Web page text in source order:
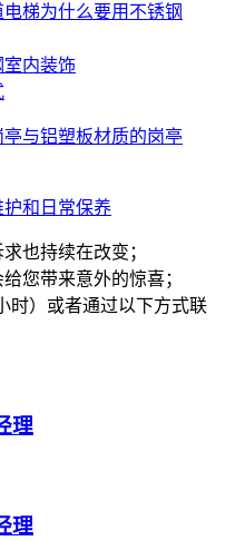
梯为什么要用不锈钢
室内装饰
与铝塑板材质的岗亭
和日常保养
也持续在改变；
您带来意外的惊喜；
时）或者通过以下方式联
理
理